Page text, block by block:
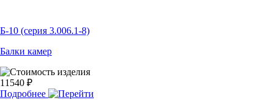
Б-10 (серия 3.006.1-8)
Балки камер
11540 ₽
Подробнее